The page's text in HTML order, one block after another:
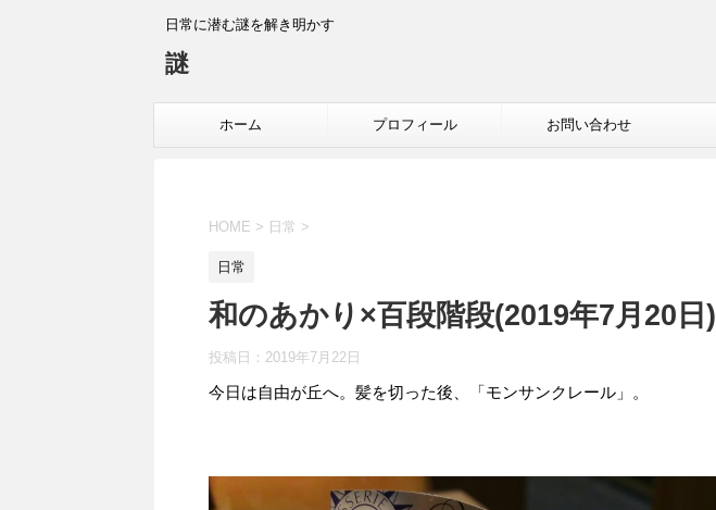
日常に潜む謎を解き明かす
謎
ホーム プロフィール お問い合わせ
HOME > 日常 >
日常
和のあかり×百段階段(2019年7月20日)
投稿日： 2019年7月22日
今日は自由が丘へ。髪を切った後、「モンサンクレール」。